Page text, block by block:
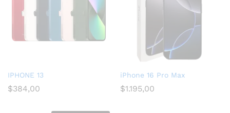
IPHONE 13
$384,00
iPhone 16 Pro Max
$1.195,00